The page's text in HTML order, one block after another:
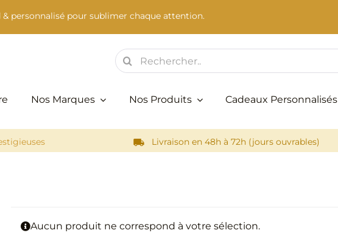
personnalisé pour sublimer chaque attention.
Rechercher:
Nos Marques Nos Produits Cadeaux Personnalisés
Livraison en 48h à 72h (jours ouvrables)
Aucun produit ne correspond à votre sélection.